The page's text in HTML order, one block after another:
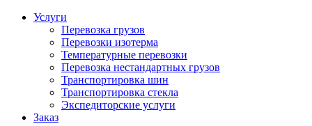
Услуги
Перевозка грузов
Перевозки изотерма
Температурные перевозки
Перевозка нестандартных грузов
Транспортировка шин
Транспортировка стекла
Экспедиторские услуги
Заказ